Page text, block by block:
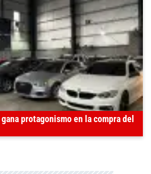
protagonismo en la compra del